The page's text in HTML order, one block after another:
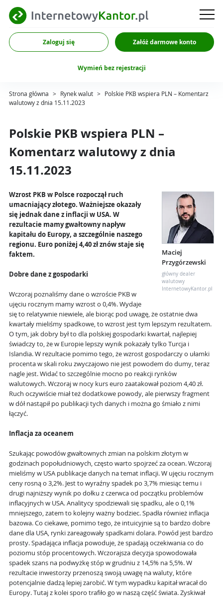
Zaloguj się Załóż darmowe konto
Wymień bez rejestracji
Strona główna > Rynek walut > Polskie PKB wspiera PLN – Komentarz
walutowy z dnia 15.11.2023
Polskie PKB wspiera PLN –
Komentarz walutowy z dnia
15.11.2023
Maciej
Przygórzewski
główny dealer
walutowy
InternetowyKantor.pl
Wzrost PKB w Polsce rozpoczął ruch
umacniający złotego. Ważniejsze okazały
się jednak dane z inflacji w USA. W
rezultacie mamy gwałtowny napływ
kapitału do Europy, a szczególnie naszego
regionu. Euro poniżej 4,40 zł znów staje się
faktem.
Dobre dane z gospodarki
Wczoraj poznaliśmy dane o wzroście PKB w
ujęciu rocznym mamy wzrost o 0,4%. Wydaje
się to relatywnie niewiele, ale biorąc pod uwagę, że ostatnie dwa
kwartały mieliśmy spadkowe, to wzrost jest tym lepszym rezultatem.
O tym, jak dobry był to dla polskiej gospodarki kwartał, najlepiej
świadczy to, że w Europie lepszy wynik pokazały tylko Turcja i
Islandia. W rezultacie pomimo tego, że wzrost gospodarczy o ułamki
procenta w skali roku zwyczajowo nie jest powodem do dumy, teraz
nagle jest. Widać to szczególnie mocno po reakcji rynków
walutowych. Wczoraj w nocy kurs euro zaatakował poziom 4,40 zł.
Ruch oczywiście miał też dodatkowe powody, ale pierwszy fragment
w dół nastąpił po publikacji tych danych i można go śmiało z nimi
łączyć.
Inflacja za oceanem
Szukając powodów gwałtownych zmian na polskim złotym w
godzinach popołudniowych, często warto spojrzeć za ocean. Wczoraj
mieliśmy w USA publikacje danych na temat inflacji. W ujęciu rocznym
ceny rosną o 3,2%. Jest to wyraźny spadek po 3,7% miesiąc temu i
drugi najniższy wynik po dołku z czerwca od początku problemów
inflacyjnych w USA. Analitycy spodziewali się spadku, ale o 0,1%
mniejszego, zatem to kolejny ważny bodziec. Spadła również inflacja
bazowa. Co ciekawe, pomimo tego, że intuicyjnie są to bardzo dobre
dane dla USA, rynki zareagowały spadkami dolara. Powód jest bardzo
prosty. Spadająca inflacja powoduje, że spadają oczekiwania co do
poziomu stóp procentowych. Wczorajsza decyzja spowodowała
spadek szans na podwyżkę stóp w grudniu z 14,5% na 5,5%. W
rezultacie inwestorzy przenoszą swoją uwagę na waluty, które
potencjalnie dadzą lepiej zarobić. W tym wypadku kapitał wracał do
Europy. Tutaj z kolei sporo trafiło go w naszą część świata. Zyskiwał